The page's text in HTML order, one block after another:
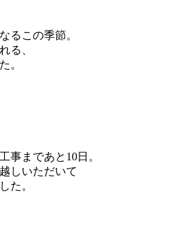
るこの季節。
る、
。
事まであと10日。
しいただいて
た。